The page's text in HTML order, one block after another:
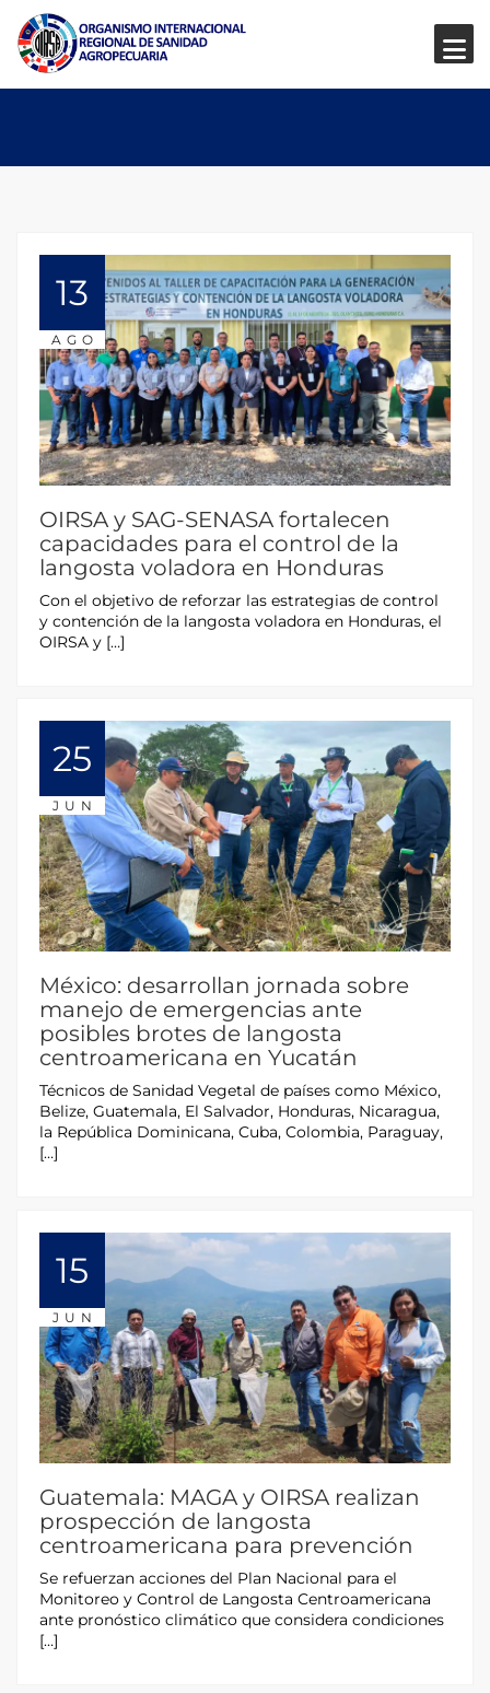
13
AGO
OIRSA y SAG-SENASA fortalecen
capacidades para el control de la
langosta voladora en Honduras
Con el objetivo de reforzar las estrategias de control
y contención de la langosta voladora en Honduras, el
OIRSA y […]
25
JUN
México: desarrollan jornada sobre
manejo de emergencias ante
posibles brotes de langosta
centroamericana en Yucatán
Técnicos de Sanidad Vegetal de países como México,
Belize, Guatemala, El Salvador, Honduras, Nicaragua,
la República Dominicana, Cuba, Colombia, Paraguay,
[…]
15
JUN
Guatemala: MAGA y OIRSA realizan
prospección de langosta
centroamericana para prevención
Se refuerzan acciones del Plan Nacional para el
Monitoreo y Control de Langosta Centroamericana
ante pronóstico climático que considera condiciones
[…]